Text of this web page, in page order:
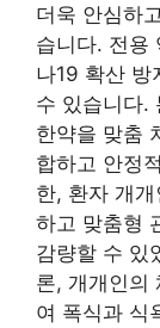
더욱 안심하
습니다. 전용
나19 확산 방
수 있습니다.
한약을 맞춤
합하고 안정
한, 환자 개
하고 맞춤형
감량할 수 있
론, 개개인의
여 폭식과 식